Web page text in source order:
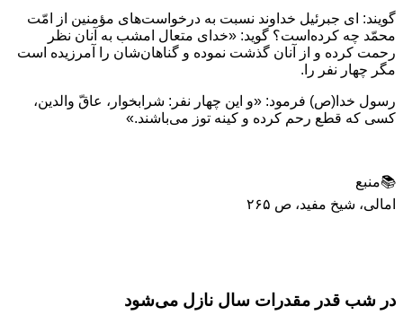
گويند: اى جبرئيل خداوند نسبت به درخواست‌هاى مؤمنين از امّت
محمّد چه كرده‌است؟ گويد: «خداى متعال امشب به آنان نظر
رحمت كرده و از آنان گذشت نموده و گناهان‌شان را آمرزيده است
مگر چهار نفر را.
رسول خدا(ص) فرمود: «و اين چهار نفر: شرابخوار، عاقّ والدين،
كسى كه قطع رحم كرده و كينه توز می‌باشند.»
📚منبع
امالی، شیخ مفید، ص ۲۶۵
در شب قدر مقدرات سال نازل می‌شود